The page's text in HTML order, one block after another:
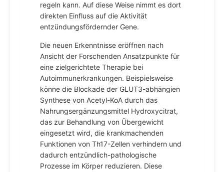
regeln kann. Auf diese Weise nimmt es dort
direkten Einfluss auf die Aktivität
entzündungsfördernder Gene.
Die neuen Erkenntnisse eröffnen nach
Ansicht der Forschenden Ansatzpunkte für
eine zielgerichtete Therapie bei
Autoimmunerkrankungen. Beispielsweise
könne die Blockade der GLUT3-abhängien
Synthese von Acetyl-KoA durch das
Nahrungsergänzungsmittel Hydroxycitrat,
das zur Behandlung von Übergewicht
eingesetzt wird, die krankmachenden
Funktionen von Th17-Zellen verhindern und
dadurch entzündlich-pathologische
Prozesse im Körper reduzieren. Diese